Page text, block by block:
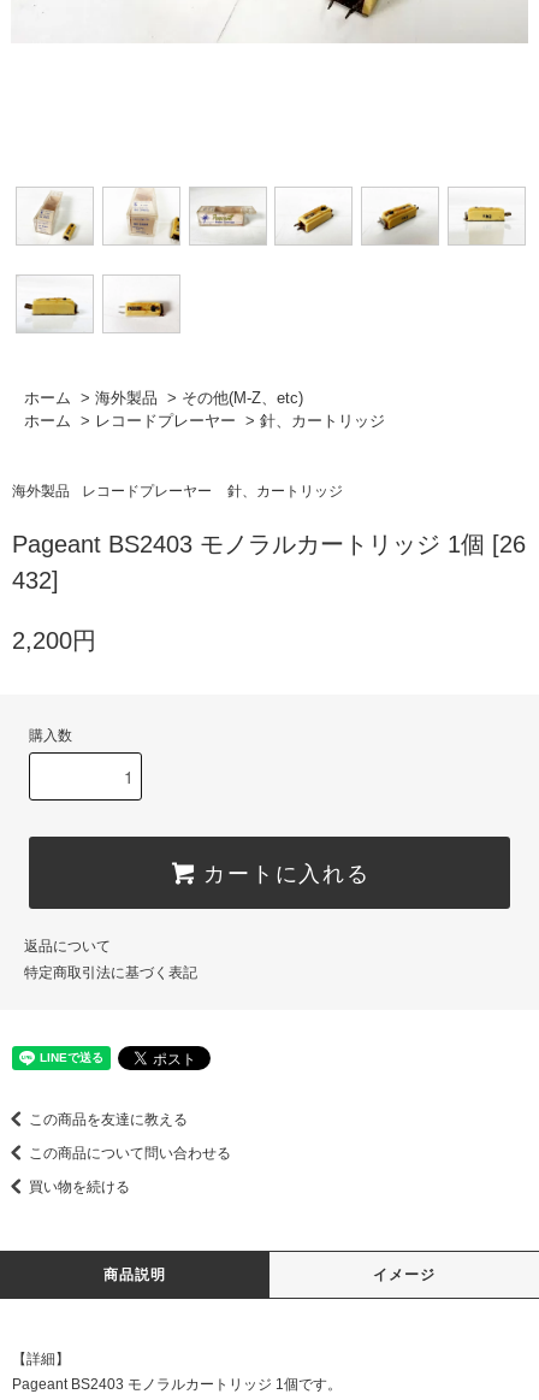
ホーム > 海外製品 > その他(M-Z、etc)
ホーム > レコードプレーヤー > 針、カートリッジ
海外製品 レコードプレーヤー 針、カートリッジ
Pageant BS2403 モノラルカートリッジ 1個 [26
432]
2,200円
購入数
カートに入れる
返品について
特定商取引法に基づく表記
この商品を友達に教える
この商品について問い合わせる
買い物を続ける
商品説明 イメージ
【詳細】
Pageant BS2403 モノラルカートリッジ 1個です。